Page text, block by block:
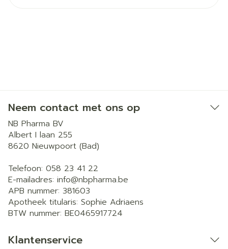
Neem contact met ons op
NB Pharma BV
Albert I laan 255
8620 Nieuwpoort (Bad)
Telefoon: 058 23 41 22
E-mailadres: info@nbpharma.be
APB nummer: 381603
Apotheek titularis: Sophie Adriaens
BTW nummer: BE0465917724
Klantenservice